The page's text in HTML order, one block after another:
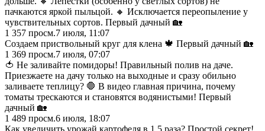
пачкаются яркой пыльцой. 🔸 Исключается переопыление у
чувствительных сортов. Первый дачный 🏡
1 357 просм.7 июля, 11:07
Создаем приствольный круг для клена 🍁 Первый дачный 🏡
1 369 просм.7 июля, 07:07
🍅 Не заливайте помидоры! Правильный полив на даче.
Приезжаете на дачу только на выходные и сразу обильно
заливаете теплицу? 🛑 В видео главная причина, почему
томаты трескаются и становятся водянистыми! Первый
дачный 🏡
1 489 просм.6 июля, 18:07
Как увеличить урожай картофеля в 1,5 раза? Простой секрет!